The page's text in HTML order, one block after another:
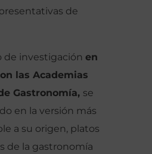
de
de investigación en
las Academias
Gastronomía, se
en la versión más
a su origen, platos
de la gastronomía